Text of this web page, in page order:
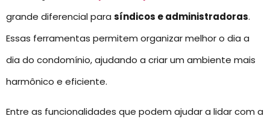
grande diferencial para síndicos e administradoras.
Essas ferramentas permitem organizar melhor o dia a
dia do condomínio, ajudando a criar um ambiente mais
harmônico e eficiente.
Entre as funcionalidades que podem ajudar a lidar com a